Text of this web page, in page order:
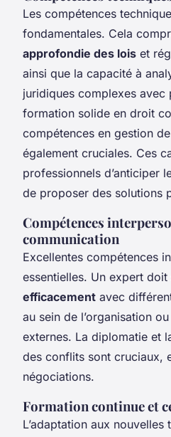
Les compétences
fondamentales. Cela
approfondie des lois et
ainsi que la capacité à
juridiques complexes avec
formation solide en droit
compétences en gestion
également cruciales. Ces
professionnels d’anticiper
de proposer des solutions
Compétences
communication
Excellentes compétences
essentielles. Un expert
efficacement avec
au sein de l’organisation
externes. La diplomatie et
des conflits sont cruciaux,
négociations.
Formation continue et
L’adaptation aux